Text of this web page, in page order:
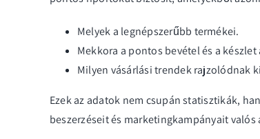
Melyek a legnépszerűbb termékei.
Mekkora a pontos bevétel és a
Milyen vásárlási trendek rajzolódnak
Ezek az adatok nem csupán statisztikák,
beszerzéseit és marketingkampányait